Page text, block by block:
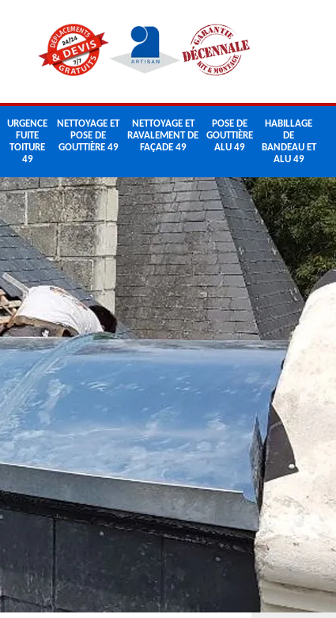
URGENCE
FUITE
TOITURE
49
NETTOYAGE ET
POSE DE
GOUTTIÈRE 49
NETTOYAGE ET
RAVALEMENT DE
FAÇADE 49
POSE DE
GOUTTIÈRE
ALU 49
HABILLAGE
DE
BANDEAU ET
ALU 49